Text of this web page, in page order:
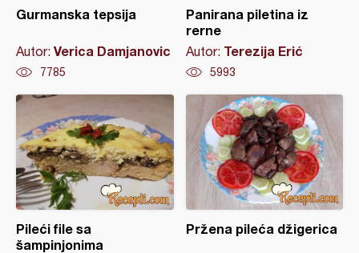
Gurmanska tepsija
Autor: Verica Damjanovic
7785
Panirana piletina iz
rerne
Autor: Terezija Erić
5993
Pileći file sa
šampinjonima
Pržena pileća džigerica